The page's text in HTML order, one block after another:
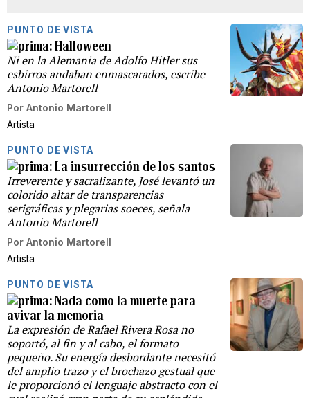
PUNTO DE VISTA
Halloween
Ni en la Alemania de Adolfo Hitler sus
esbirros andaban enmascarados, escribe
Antonio Martorell
Por Antonio Martorell
Artista
PUNTO DE VISTA
La insurrección de los santos
Irreverente y sacralizante, José levantó un
colorido altar de transparencias
serigráficas y plegarias soeces, señala
Antonio Martorell
Por Antonio Martorell
Artista
PUNTO DE VISTA
Nada como la muerte para
avivar la memoria
La expresión de Rafael Rivera Rosa no
soportó, al fin y al cabo, el formato
pequeño. Su energía desbordante necesitó
del amplio trazo y el brochazo gestual que
le proporcionó el lenguaje abstracto con el